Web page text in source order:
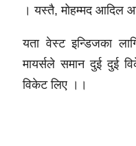
। यस्तै, मोहम्मद आदिल
यता वेस्ट इन्डिजका
मायर्सले समान दुई दुई
विकेट लिए ।।